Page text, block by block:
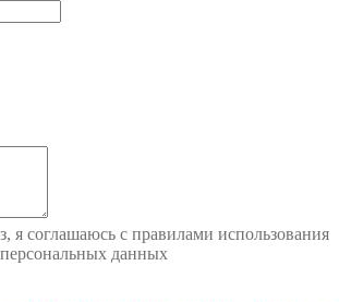
я соглашаюсь с правилами использования
данных